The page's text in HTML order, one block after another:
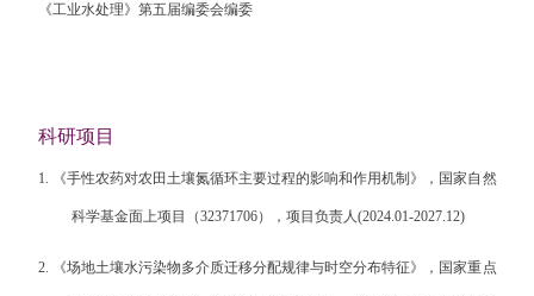
《工业水处理》第五届编委会编委
科研项目
1. 《手性农药对农田土壤氮循环主要过程的影响和作用机制》，国家自然
科学基金面上项目（32371706），项目负责人(2024.01-2027.12)
2. 《场地土壤水污染物多介质迁移分配规律与时空分布特征》，国家重点